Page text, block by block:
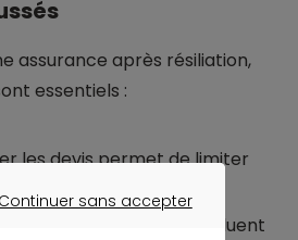
assurance après résiliation,
essentiels :
les devis permet de limiter
la résiliation.
: certaines offres incluent
Continuer sans accepter